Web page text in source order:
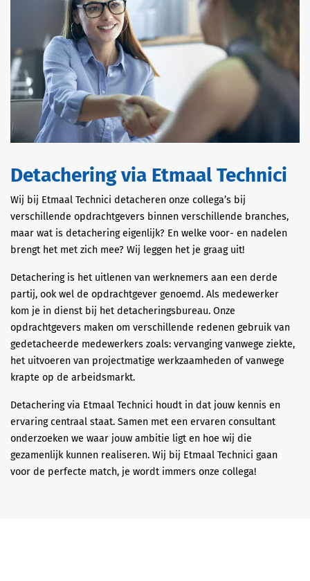
Detachering via Etmaal Technici
Wij bij Etmaal Technici detacheren onze collega’s bij
verschillende opdrachtgevers binnen verschillende branches,
maar wat is detachering eigenlijk? En welke voor- en nadelen
brengt het met zich mee? Wij leggen het je graag uit!
Detachering is het uitlenen van werknemers aan een derde
partij, ook wel de opdrachtgever genoemd. Als medewerker
kom je in dienst bij het detacheringsbureau. Onze
opdrachtgevers maken om verschillende redenen gebruik van
gedetacheerde medewerkers zoals: vervanging vanwege ziekte,
het uitvoeren van projectmatige werkzaamheden of vanwege
krapte op de arbeidsmarkt.
Detachering via Etmaal Technici houdt in dat jouw kennis en
ervaring centraal staat. Samen met een ervaren consultant
onderzoeken we waar jouw ambitie ligt en hoe wij die
gezamenlijk kunnen realiseren. Wij bij Etmaal Technici gaan
voor de perfecte match, je wordt immers onze collega!